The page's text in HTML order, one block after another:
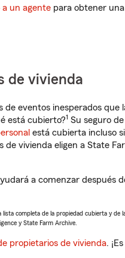
un agente para obtener
de vivienda
de eventos inesperados que
está cubierto?1 Su seguro
está cubierta incluso
de vivienda eligen a State
a comenzar
completa de la propiedad cubierta y de
y State Farm Archive.
propietarios de vivienda.